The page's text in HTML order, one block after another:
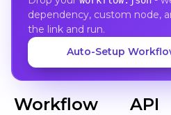
dependency, custom node,
the link and run.
Auto-Setup
Workflow API